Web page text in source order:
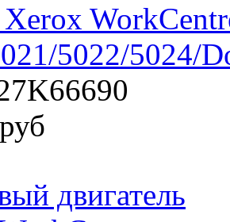
5022/5024/
руб